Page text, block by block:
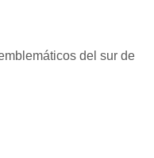
del sur de